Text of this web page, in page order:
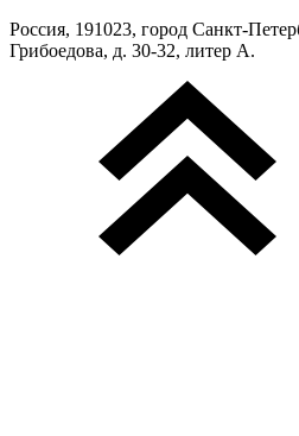
Россия, 191023, город Санкт-
Грибоедова, д. 30-32, литер А.